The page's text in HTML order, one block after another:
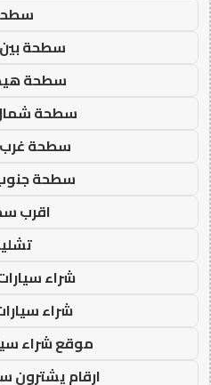
سطحة
سطحة
سطحة
سطحة غرب
سطحة
اقرب
شراء
شراء
موقع شراء
ارقام يشترون